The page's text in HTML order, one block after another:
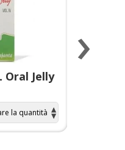
Oral Jelly
›